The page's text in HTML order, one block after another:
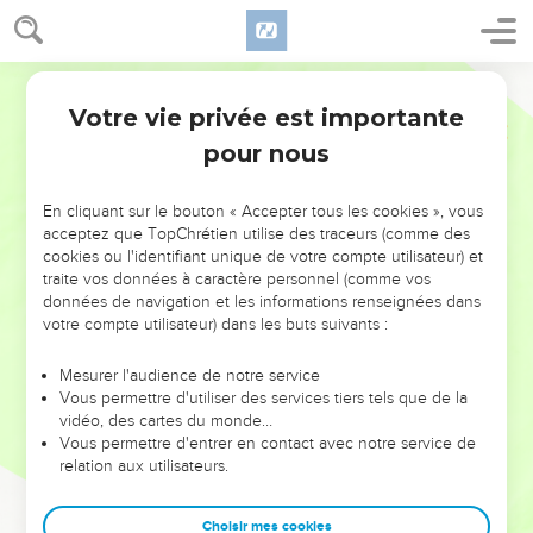
NE MANQUEZ PAS L’ÉVÉNEMENT
DE L’ANNÉE !
ET SI LEURS ERREURS POUVAIENT VOUS ÉVITER LES
VOTRES ?
leur foi ou leur vision. Mais on voit moins les doutes, les erreurs
et les saisons difficiles qu'ils ont traversés, alors même que ce
sont elles qui les ont façonnés.
Dans cette conférence, leaders, entrepreneurs, et responsables
clés pour avancer avec plus de sagesse afin que leurs erreurs
Votre vie privée est importante
pour nous
En cliquant sur le bouton « Accepter tous les cookies », vous
acceptez que TopChrétien utilise des traceurs (comme des
cookies ou l'identifiant unique de votre compte utilisateur) et
traite vos données à caractère personnel (comme vos
données de navigation et les informations renseignées dans
votre compte utilisateur) dans les buts suivants :
Mesurer l'audience de notre service
Vous permettre d'utiliser des services tiers tels que de la
vidéo, des cartes du monde…
Vous permettre d'entrer en contact avec notre service de
relation aux utilisateurs.
Choisir mes cookies